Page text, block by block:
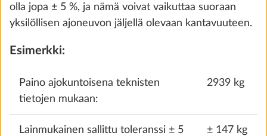
olla jopa ± 5 %, ja nämä voivat vaikuttaa suoraan
yksilöllisen ajoneuvon jäljellä olevaan kantavuuteen.
Esimerkki:
Paino ajokuntoisena teknisten
tietojen mukaan:
2939 kg
Lainmukainen sallittu toleranssi ± 5
± 147 kg